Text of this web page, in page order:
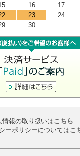
16 17
23 24
30
情報の取り扱いはこちら
ーポリシーについてはこ